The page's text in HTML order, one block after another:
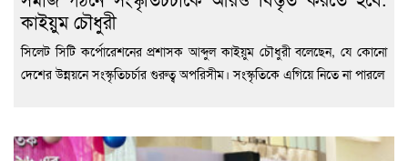
কাইয়ুম চৌধুরী
সিলেট সিটি কর্পোরেশনের প্রশাসক আব্দুল কাইয়ুম চৌধুরী বলেছেন, যে কোনো
দেশের উন্নয়নে সংস্কৃতিচর্চার গুরুত্ব অপরিসীম। সংস্কৃতিকে এগিয়ে নিতে না পারলে